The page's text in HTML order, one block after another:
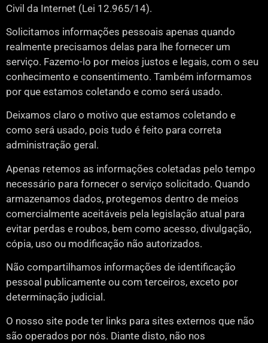
Civil da Internet (Lei 12.965/14).
Solicitamos informações pessoais apenas quando
realmente precisamos delas para lhe fornecer um
serviço. Fazemo-lo por meios justos e legais, com o seu
conhecimento e consentimento. Também informamos
por que estamos coletando e como será usado.
Deixamos claro o motivo que estamos coletando e
como será usado, pois tudo é feito para correta
administração geral.
Apenas retemos as informações coletadas pelo tempo
necessário para fornecer o serviço solicitado. Quando
armazenamos dados, protegemos dentro de meios
comercialmente aceitáveis pela legislação atual ​​para
evitar perdas e roubos, bem como acesso, divulgação,
cópia, uso ou modificação não autorizados.
Não compartilhamos informações de identificação
pessoal publicamente ou com terceiros, exceto por
determinação judicial.
O nosso site pode ter links para sites externos que não
são operados por nós. Diante disto, não nos